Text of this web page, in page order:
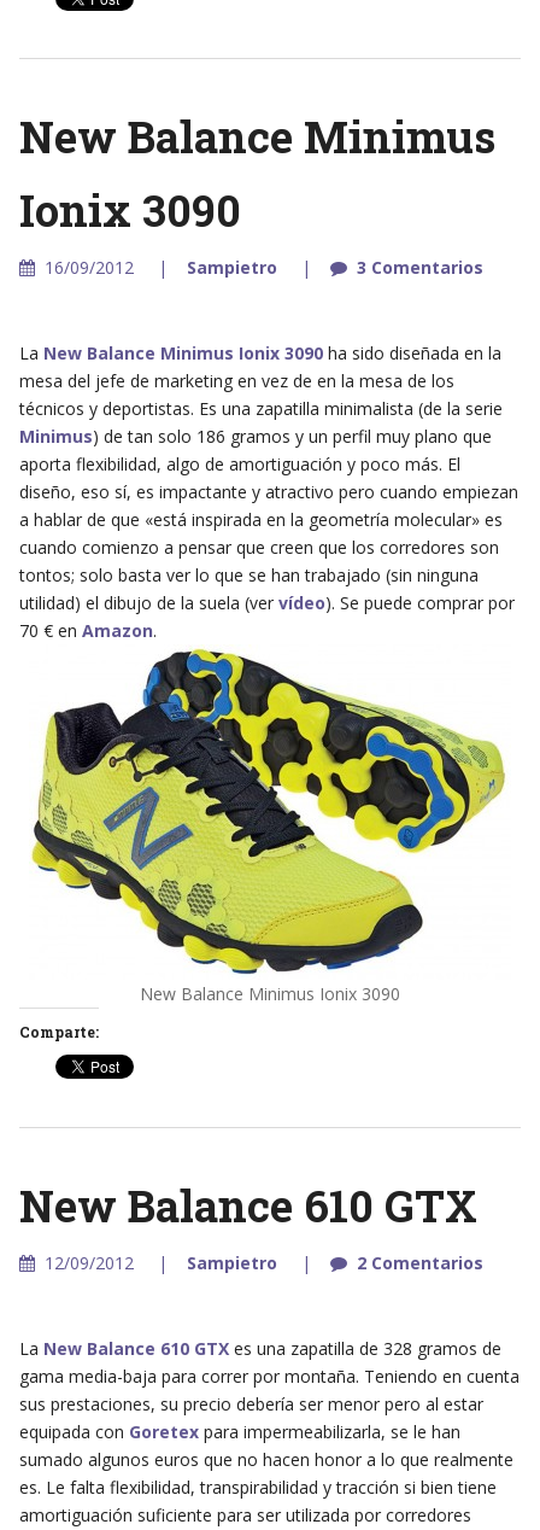
New Balance Minimus
Ionix 3090
16/09/2012 Sampietro 3 Comentarios
La New Balance Minimus Ionix 3090ha sido diseñada en la
mesa del jefe de marketing en vez de en la mesa de los
técnicos y deportistas. Es una zapatilla minimalista (de la serie
Minimus) de tan solo 186 gramos y un perfil muy plano que
aporta flexibilidad, algo de amortiguación y poco más. El
diseño, eso sí, es impactante y atractivo pero cuando empiezan
a hablar de que «está inspirada en la geometría molecular» es
cuando comienzo a pensar que creen que los corredores son
tontos; solo basta ver lo que se han trabajado (sin ninguna
utilidad) el dibujo de la suela (ver vídeo). Se puede comprar por
70 € en Amazon.
New Balance Minimus Ionix 3090
Comparte:
New Balance 610 GTX
12/09/2012 Sampietro 2 Comentarios
La New Balance 610 GTXes una zapatilla de 328 gramos de
gama media-baja para correr por montaña. Teniendo en cuenta
sus prestaciones, su precio debería ser menor pero al estar
equipada con Goretexpara impermeabilizarla, se le han
sumado algunos euros que no hacen honor a lo que realmente
es. Le falta flexibilidad, transpirabilidad y tracción si bien tiene
amortiguación suficiente para ser utilizada por corredores